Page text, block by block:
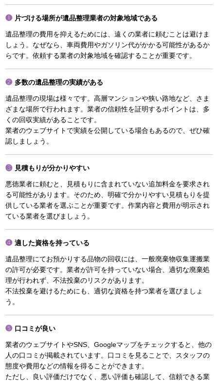
片づける場所が遺品整理業者の対象地域である
遺品整理の費用を抑えるためには、遠くの業者に頼むことは避けま
しょう。なぜなら、車両費用やガソリン代がかかる可能性があるか
らです。依頼する業者の対象地域を確認することが重要です。
多数の遺品整理の実績がある
遺品整理の現場は様々です。高層マンションや狭い路地など、さま
ざまな場所で行われます。業者の信頼性を証明するポイントは、多
くの回収実績があることです。
業者のウェブサイトで実績を公開している場合もあるので、ぜひ確
認しましょう。
見積もりが分かりやすい
悪徳業者に頼むと、見積もりに含まれていない追加料金を要求され
る可能性があります。そのため、明確で分かりやすい見積もりを提
供している業者を選ぶことが重要です。作業内容と費用が明示され
ている業者を選びましょう。
適した資格を持っている
遺品整理にてお預かりする品物の回収には、一般廃棄物収集運搬業
の許可が必要です。業者が許可を持っていない場合、適切な廃棄処
理が行われず、不法投棄のリスクがあります。
不法投棄を避けるためにも、適切な資格を持つ業者を選びましょ
う。
口コミが良い
業者のウェブサイトやSNS、Googleマップをチェックすると、他の
人の口コミが掲載されています。口コミを見ることで、スタッフの
態度や費用などの情報を得ることができます。
ただし、良い評価だけでなく、悪い評価も確認して、信頼できる業